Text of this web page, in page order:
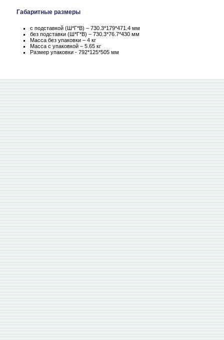
Габаритные размеры
с подставкой (Ш*Г*В) – 730.3*179*471.4 мм
без подставки (Ш*Г*В) – 730.3*76.7*430 мм
Масса без упаковки – 4 кг
Масса c упаковкой – 5.65 кг
Размер упаковки - 792*125*505 мм